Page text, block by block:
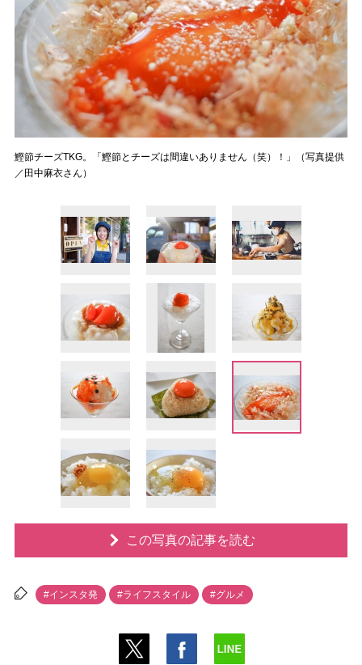
鰹節チーズTKG。「鰹節とチーズは間違いありません（笑）！」（写真提供
／田中麻衣さん）
この写真の記事を読む
#インスタ発 #ライフスタイル #グルメ